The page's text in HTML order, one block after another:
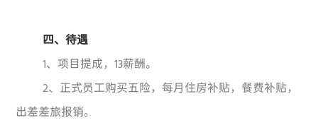
四、待遇
1、项目提成，13薪酬。
2、正式员工购买五险，每月住房补贴，餐费补贴，
出差差旅报销。